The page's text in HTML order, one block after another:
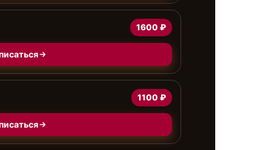
1600 ₽
1100 ₽